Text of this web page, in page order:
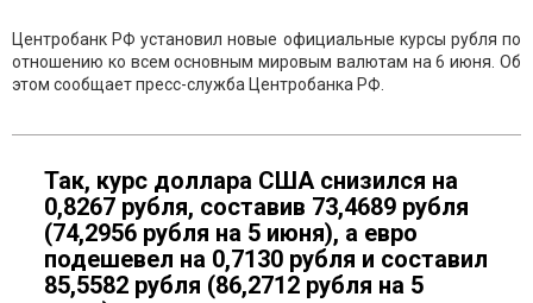
Центробанк РФ установил новые официальные курсы рубля по
отношению ко всем основным мировым валютам на 6 июня. Об
этом сообщает пресс-служба Центробанка РФ.
Так, курс доллара США снизился на
0,8267 рубля, составив 73,4689 рубля
(74,2956 рубля на 5 июня), а евро
подешевел на 0,7130 рубля и составил
85,5582 рубля (86,2712 рубля на 5